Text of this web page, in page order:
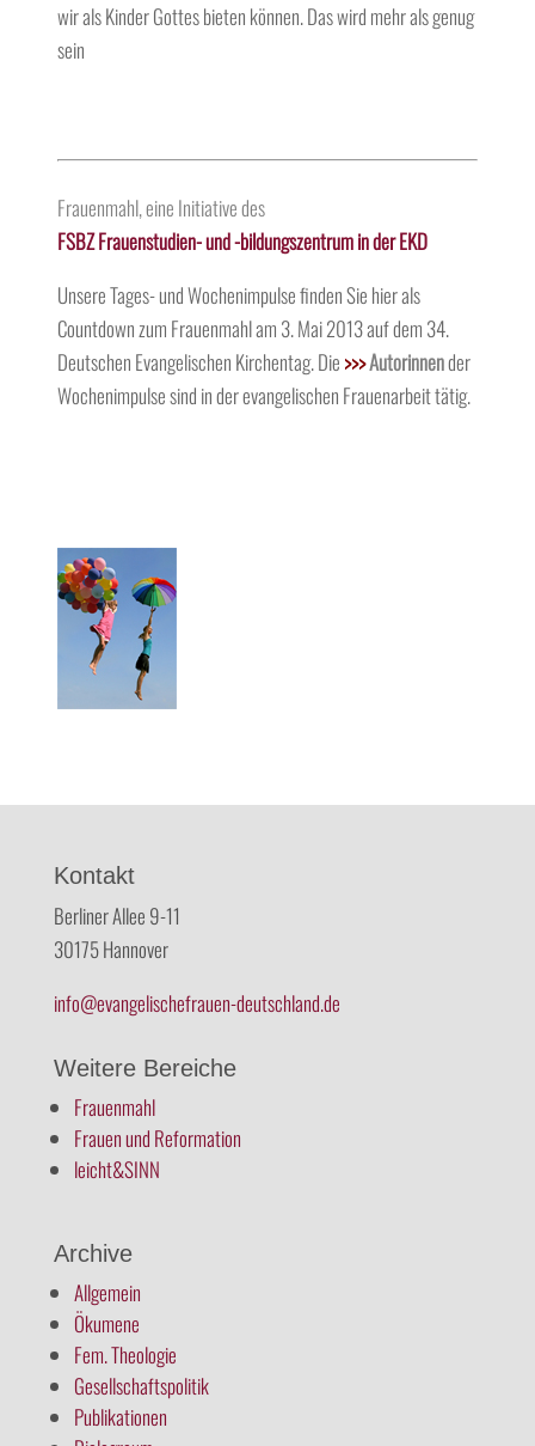
wir als Kinder Gottes bieten können. Das wird mehr als genug
sein
Frauenmahl, eine Initiative des
FSBZ Frauenstudien- und -bildungszentrum in der EKD
Unsere Tages- und Wochenimpulse finden Sie hier als
Countdown zum Frauenmahl am 3. Mai 2013 auf dem 34.
Deutschen Evangelischen Kirchentag. Die >>>Autorinnender
Wochenimpulse sind in der evangelischen Frauenarbeit tätig.
Kontakt
Berliner Allee 9-11
30175 Hannover
info@evangelischefrauen-deutschland.de
Weitere Bereiche
Frauenmahl
Frauen und Reformation
leicht&SINN
Archive
Allgemein
Ökumene
Fem. Theologie
Gesellschaftspolitik
Publikationen